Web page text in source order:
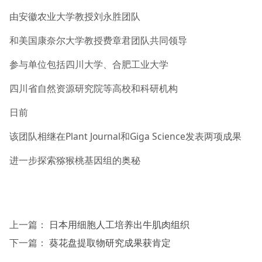
由安徽农业大学教授刘永胜团队
和美国康奈尔大学教授费章君团队共同领导
参与单位包括四川大学、合肥工业大学
四川省自然资源研究院等高校和科研机构
日前
该团队相继在Plant Journal和Giga Science发表两项成果
进一步探索猕猴桃基因组的奥秘
上一篇： 日本用细胞人工培养出牛肌肉组织
下一篇： 葵花盘提取物研究成果获肯定